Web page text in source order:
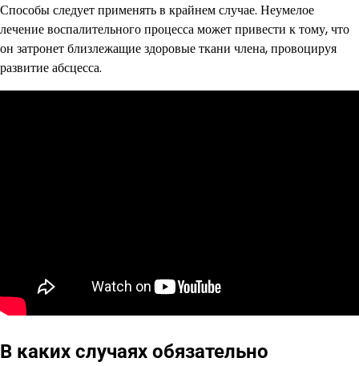
Способы следует применять в крайнем случае. Неумелое
лечение воспалительного процесса может привести к тому, что
он затронет близлежащие здоровые ткани члена, провоцируя
развитие абсцесса.
В каких случаях обязательно